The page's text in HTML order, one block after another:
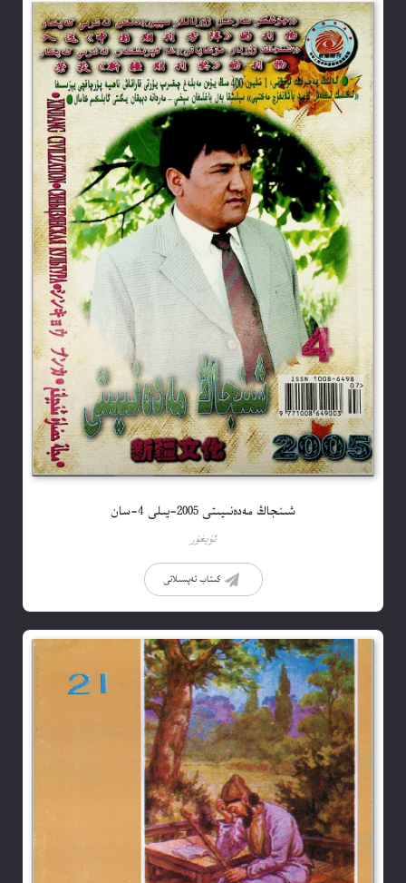
شىنجاڭ مەدەنىيىتى 2005-يىلى 4-سان
ئۇيغۇر
كىتاب تەپسىلاتى